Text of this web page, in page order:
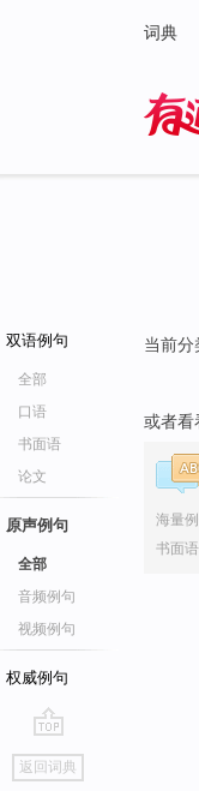
词典
双语例句
全部
口语
书面语
论文
原声例句
全部
音频例句
视频例句
权威例句
go
top
返回词典
当前分
或者看
海量
书面